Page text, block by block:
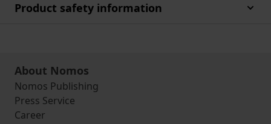
Product safety information
About Nomos
Nomos Publishing
Press Service
Career